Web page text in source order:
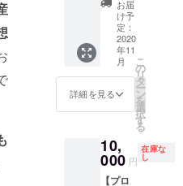
します
＊ご自
身の交
通費は
ご負担
くださ
間スケ
ジュー
でお送
り致し
ますの
販致し
ます。
＊美味
しいピ
ザ6枚・
ソムリ
エサー
付け込
み ＊
キッチ
ロジェ
クトの
人力車
を１日
レンタ
ルでき
る権利
(俥夫＋
花束付
日の撮
影やプ
ロポー
ズなど
お届
け予
定：
2020
年11
月
詳細を見る
こ
の
リ
タ
ー
ン
を
選
択
す
る
10,
000 円
在庫な
し
【プロ